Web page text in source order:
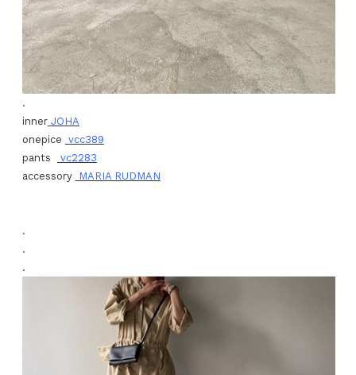
.
inner JOHA
onepice vcc389
pants
vc2283
accessory
MARIA RUDMAN
.
.
.